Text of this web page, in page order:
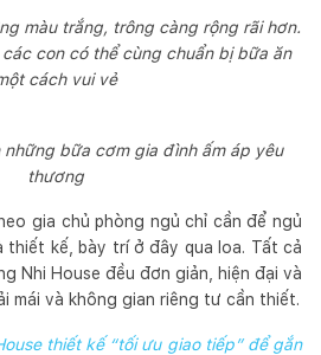
màu trắng, trông càng rộng rãi hơn.
con có thể cùng chuẩn bị bữa ăn
cách vui vẻ
những bữa cơm gia đình ấm áp yêu
thương
gia chủ phòng ngủ chỉ cần để ngủ
thiết kế, bày trí ở đây qua loa. Tất cả
Nhi House đều đơn giản, hiện đại và
mái và không gian riêng tư cần thiết.
thiết kế “tối ưu giao tiếp” để gắn